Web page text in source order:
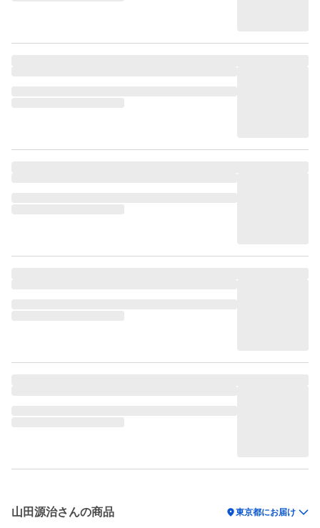
山田源治さんの商品 location_on東京都にお届け